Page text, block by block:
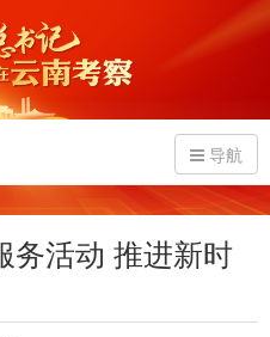
导航
务活动 推进新时